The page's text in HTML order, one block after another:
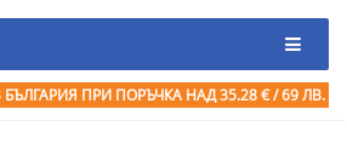
ПРИ ПОРЪЧКА НАД 35.28 € / 69 ЛВ.